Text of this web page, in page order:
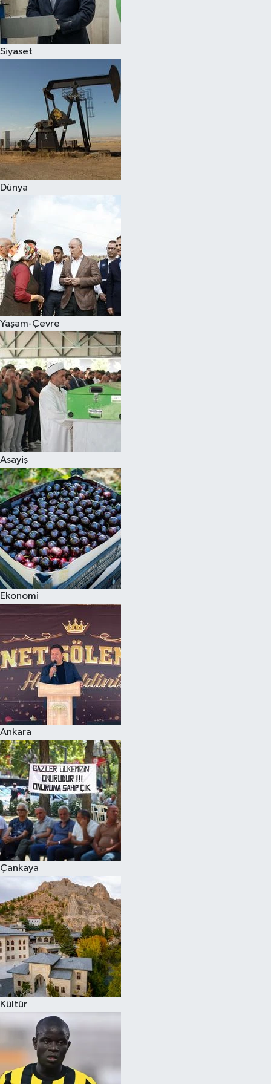
Siyaset
Dünya
Yaşam-Çevre
Asayiş
Ekonomi
Ankara
Çankaya
Kültür
Spor
Çocuk
Eğitim
Hava Durumu
Kadın
Kültür Sanat
Sağlık
Siyaset
Teknoloji
Televizyon
Yaşam-Çevre